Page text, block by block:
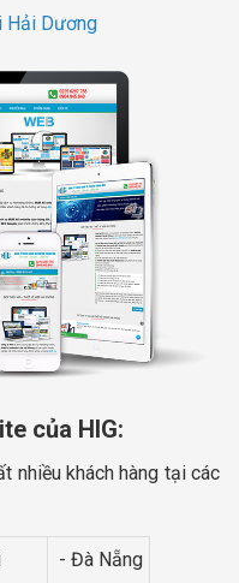
Hải Dương
của HIG:
nhiều khách hàng tại các
- Đà Nẵng